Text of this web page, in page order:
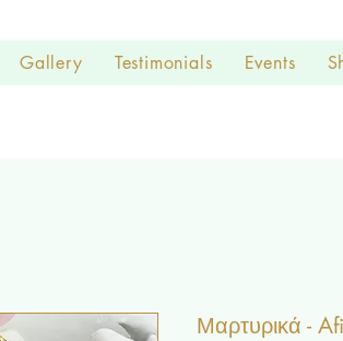
Gallery Testimonials Events
Μαρτυρικά -